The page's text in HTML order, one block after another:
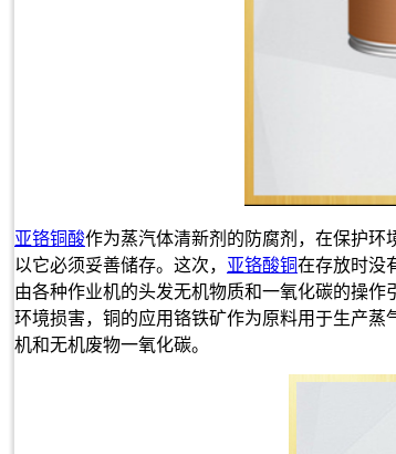
亚铬铜酸作为蒸汽体清新剂的防腐剂，在保护环
以它必须妥善储存。这次， 亚铬酸铜在存放时没
由各种作业机的头发无机物质和一氧化碳的操
环境损害，铜的应用铬铁矿作为原料用于生产
机和无机废物一氧化碳。